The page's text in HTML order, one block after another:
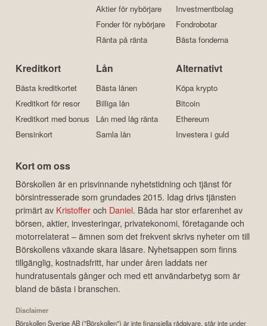
Aktier för nybörjare
Fonder för nybörjare
Ränta på ränta
Investmentbolag
Fondrobotar
Bästa fonderna
Kreditkort
Bästa kreditkortet
Kreditkort för resor
Kreditkort med bonus
Bensinkort
Lån
Bästa lånen
Billiga lån
Lån med låg ränta
Samla lån
Alternativt
Köpa krypto
Bitcoin
Ethereum
Investera i guld
Kort om oss
Börskollen är en prisvinnande nyhetstidning och tjänst för
börsintresserade som grundades 2015. Idag drivs tjänsten
primärt av Kristofferoch Daniel. Båda har stor erfarenhet av
börsen, aktier, investeringar, privatekonomi, företagande och
motorrelaterat – ämnen som det frekvent skrivs nyheter om till
Börskollens växande skara läsare. Nyhetsappen som finns
tillgänglig, kostnadsfritt, har under åren laddats ner
hundratusentals gånger och med ett användarbetyg som är
bland de bästa i branschen.
Disclaimer
Börskollen Sverige AB ("Börskollen") är inte finansiella rådgivare, står inte under